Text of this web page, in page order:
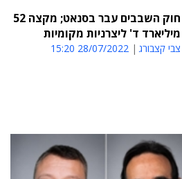
חוק השבבים עבר בסנאט; מקצה 52
מיליארד ד' ליצרניות מקומיות
צבי קצבורג 28/07/2022 15:20